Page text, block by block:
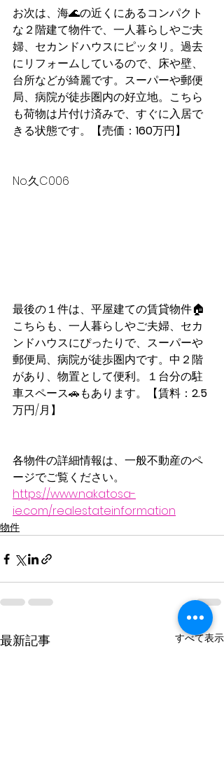
お次は、海🌊の近くにあるコンパクト
な２階建て物件で、一人暮らしやご夫
婦、セカンドハウスにピッタリ。過去
にリフォームしているので、床や壁、
台所などが綺麗です。スーパーや郵便
局、病院が徒歩圏内の好立地。 こちら
も荷物は片付け済みで、 すぐに入居で
きる状態です。
【売価： 160万円】
No.久C006
最後の１件は、平屋建ての賃貸物件🏠
こちらも、一人暮らしやご夫婦、セカ
ンドハウスにぴったりで、 スーパーや
郵便局、病院が徒歩圏内です。中２階
があり、物置として便利。１台分の駐
車スペース🚗もあります。
【賃料： 2.5
万円/月 】
各物件の詳細情報は、一般不動産のペ
ージでご覧ください。
https://www.nakatosa-
ie.com/realestateinformation
物件
最新記事 すべて表示